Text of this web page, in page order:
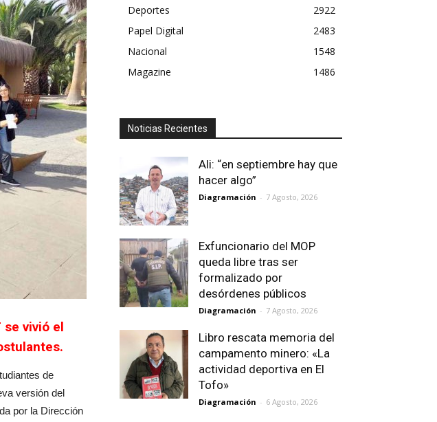
se vivió el
de
versión del
por la Dirección
Deportes
2922
Papel Digital
2483
Nacional
1548
Magazine
1486
Noticias Recientes
Ali: “en septiembre hay que
hacer algo”
Diagramación - 7 Agosto, 2026
Exfuncionario del MOP
queda libre tras ser
formalizado por
desórdenes públicos
Diagramación - 7 Agosto, 2026
Libro rescata memoria del
campamento minero: «La
actividad deportiva en El
Tofo»
Diagramación - 6 Agosto, 2026